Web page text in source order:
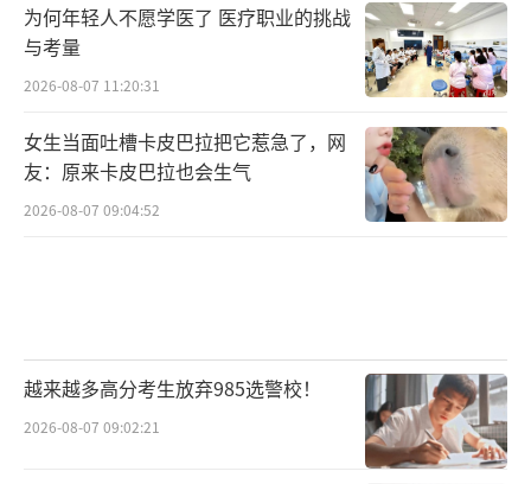
为何年轻人不愿学医了 医疗职业的挑战
与考量
2026-08-07 11:20:31
女生当面吐槽卡皮巴拉把它惹急了，网
友：原来卡皮巴拉也会生气
2026-08-07 09:04:52
越来越多高分考生放弃985选警校！
2026-08-07 09:02:21